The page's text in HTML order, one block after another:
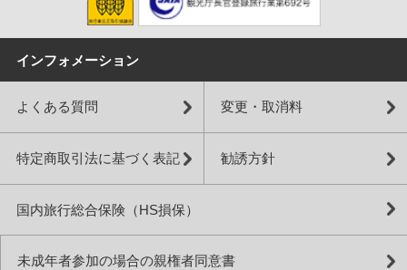
インフォメーション
よくある質問 変更・取消料
特定商取引法に基づく表記 勧誘方針
国内旅行総合保険（HS損保）
未成年者参加の場合の親権者同意書